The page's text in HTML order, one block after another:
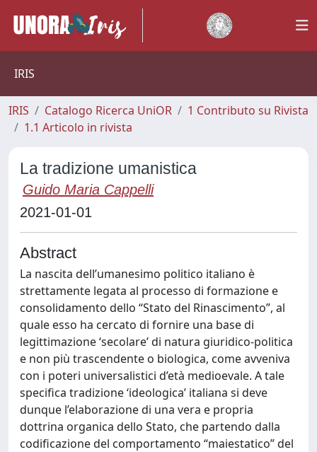
IRIS
IRIS Catalogo Ricerca UniOR
1 Contributo su Rivista
1.1 Articolo in rivista
La tradizione umanistica
Guido Maria Cappelli
2021-01-01
Abstract
La nascita dell’umanesimo politico italiano è
strettamente legata al processo di formazione e
consolidamento dello “Stato del Rinascimento”, al
quale esso ha cercato di fornire una base di
legittimazione ‘secolare’ di natura giuridico-politica
e non più trascendente o biologica, come avveniva
con i poteri universalistici d’età medioevale. A tale
specifica tradizione ‘ideologica’ italiana si deve
dunque l’elaborazione di una vera e propria
dottrina organica dello Stato, che partendo dalla
codificazione del comportamento “maiestatico” del